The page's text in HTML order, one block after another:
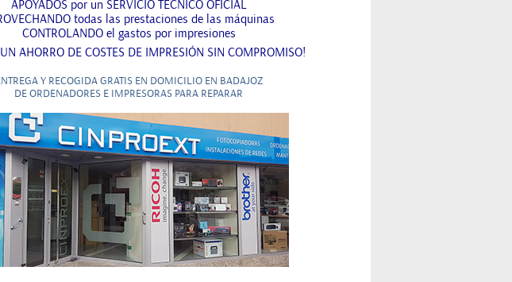
APOYADOS por un SERVICIO TÉCNICO OFICIAL
todas las prestaciones de las máquinas
CONTROLANDOel gastos por impresiones
AHORRO DE COSTES DE IMPRESIÓN SIN COMPROMISO!
Y RECOGIDA GRATIS EN DOMICILIO EN BADAJOZ
DE ORDENADORES E IMPRESORAS PARA REPARAR